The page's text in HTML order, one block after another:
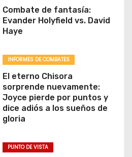
Combate de fantasía:
Evander Holyfield vs. David
Haye
INFORMES DE COMBATES
El eterno Chisora
sorprende nuevamente:
Joyce pierde por puntos y
dice adiós a los sueños de
gloria
PUNTO DE VISTA